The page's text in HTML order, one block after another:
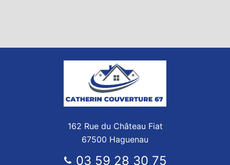
162 Rue du Château Fiat
67500 Haguenau
03 59 28 30 75